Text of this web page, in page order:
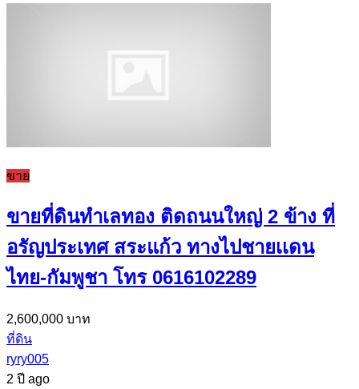
ขาย
ขายที่ดินทำเลทอง ติดถนนใหญ่ 2 ข้าง ที่
อรัญประเทศ สระแก้ว ทางไปชายเเดน
ไทย-กัมพูชา โทร 0616102289
2,600,000 บาท
ที่ดิน
ryry005
2 ปี ago